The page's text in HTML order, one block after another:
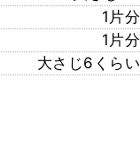
1片分
1片分
大さじ6くらい